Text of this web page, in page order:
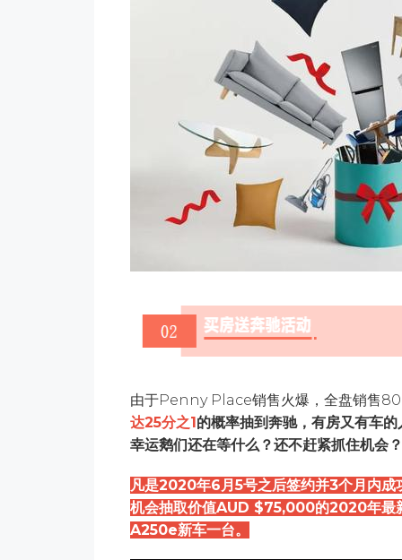
由于Penny Place销售火爆，全盘销售
达25分之1的概率抽到奔驰，有房又有车
幸运鹅们还在等什么？还不赶紧抓住机会
凡是2020年6月5号之后签约并3个月内
机会抽取价值AUD $75,000的2020年
A250e新车一台。